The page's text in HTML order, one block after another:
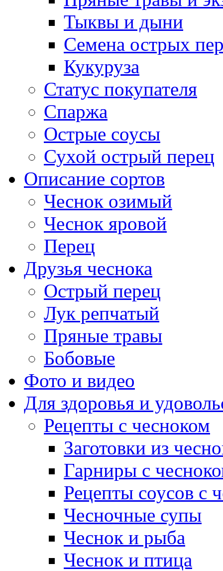
Тыквы и дыни
Семена острых
Кукуруза
Статус покупателя
Спаржа
Острые соусы
Сухой острый перец
Описание сортов
Чеснок озимый
Чеснок яровой
Перец
Друзья чеснока
Острый перец
Лук репчатый
Пряные травы
Бобовые
Фото и видео
Для здоровья и
Рецепты с чесноком
Заготовки из
Гарниры с
Рецепты соусов с
Чесночные супы
Чеснок и рыба
Чеснок и птица